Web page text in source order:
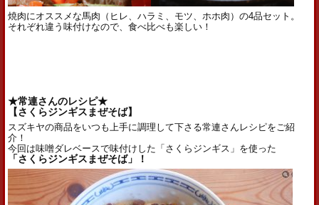
焼肉にオススメな馬肉（ヒレ、ハラミ、モツ、ホホ肉）の4品セット。
それぞれ違う味付けなので、食べ比べも楽しい！
★常連さんのレシピ★
【さくらジンギスまぜそば】
スズキヤの商品をいつも上手に調理して下さる常連さんレシピをご紹
介！
今回は味噌ダレベースで味付けした「さくらジンギス」を使った
「さくらジンギスまぜそば」！